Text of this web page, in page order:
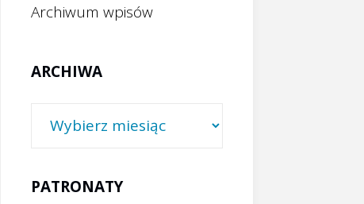
Archiwum wpisów
ARCHIWA
Archiwa
PATRONATY